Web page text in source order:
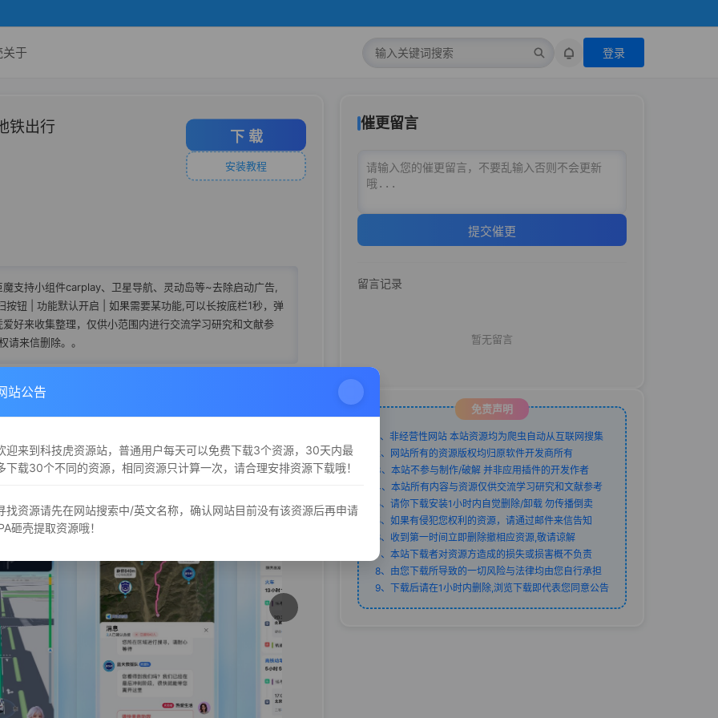
关于 登录
站公告
迎来到科技虎资源站，普通用户每天可以免费下载3个资源，30天内最
下载30个不同的资源，相同资源只计算一次，请合理安排资源下载哦！
找资源请先在网站搜索中/英文名称，确认网站目前没有该资源后再申请
砸壳提取资源哦！
铁出行
下 载
安装教程
支持小组件carplay、卫星导航、灵动岛等~去除启动广告,
钮 | 功能默认开启 | 如果需要某功能,可以长按底栏1秒，弹
好来收集整理，仅供小范围内进行交流学习研究和文献参
来信删除。。
催更留言
提交催更
留言记录
暂无留言
免责声明
1、非经营性网站 本站资源均为爬虫自动从互联网搜集
2、网站所有的资源版权均归原软件开发商所有
3、本站不参与制作/破解 并非应用插件的开发作者
4、本站所有内容与资源仅供交流学习研究和文献参考
5、请你下载安装1小时内自觉删除/卸载 勿传播倒卖
5、如果有侵犯您权利的资源，请通过邮件来信告知
6、收到第一时间立即删除撤相应资源,敬请谅解
7、本站下载者对资源方造成的损失或损害概不负责
8、由您下载所导致的一切风险与法律均由您自行承担
9、下载后请在1小时内删除,浏览下载即代表您同意公告